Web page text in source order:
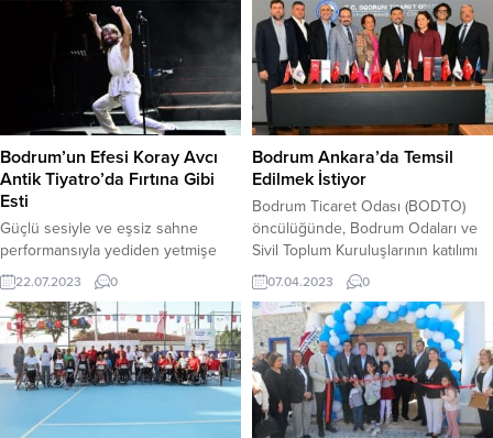
mimarisi, özel tasarlanan cephesi,
StudioLine alanı ve kahve deneyim
bölümüyle dikkat çeken mağaza,
markanın Türkiye’deki üçüncü özel
konsept mağazası olma özelliğini
taşıyor. Premium kullanıcı
deneyimini odağına alan yeni
mağaza, estetik ve teknolojiyi bir
araya getirerek ziyaretçilerine ilham
veren...
Bodrum Futbol Kulübü’nde hedef 3
puan. Lige verilen arada yoğun bir
hazırlık süreci geçiren yeşil-beyazlı
ekip, antrenmanlarını Yalıçiftlik
İsmail Altındağ Tesisleri’nde
sürdürüyor. 5 Ocak Pazar günü
saat 16.00’da Grey Beton Bodrum
Stadyumu’nda Bellona Kayserispor
ile karşılaşacak...
Bodrum’un Efesi Koray Avcı
Antik Tiyatro’da Fırtına Gibi
Esti
Güçlü sesiyle ve eşsiz sahne
performansıyla yediden yetmişe
herkesin gönlünde taht kuran ünlü
sanatçı Koray Avcı, önceki akşam
KerkiSolfej Organizasyon
tarafından gerçekleştirilen BtcTurk
10. Yıl konserleri kapsamında
Bodrum Antik Tiyatro
sahnesindeydi. “Ege’ye Gelip
Zeybek Oynamadan Olmaz!” Sarı
22.07.2023 0
Bodrum Ankara’da Temsil
Edilmek İstiyor
Bodrum Ticaret Odası (BODTO)
öncülüğünde, Bodrum Odaları ve
Sivil Toplum Kuruluşlarının katılımı
ile “Bodrum’dan 1. Sırada Milletvekili
Çıkarılması Hakkında”bir basın
toplantısı düzenlendi. Oda
Başkanları ve STK temsilcileri
Muğla’nın ticari, ekonomik ve
turistik kapasitesi en büyük ilçesi
olarak Bodrum’un Ankara’da temsil
edilmesini talep etti. Konuyla ilgili
07.04.2023 0